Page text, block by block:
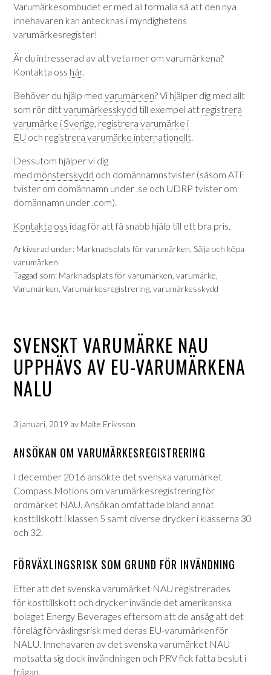
Varumärkesombudet er med all formalia så att den nya
innehavaren kan antecknas i myndighetens
varumärkesregister!
Är du intresserad av att veta mer om varumärkena?
Kontakta oss här.
Behöver du hjälp medvarumärken? Vi hjälper dig med allt
som rör dittvarumärkesskydd till exempel att registrera
varumärke i Sverige, registrera varumärke i
EU och registrera varumärke internationellt.
Dessutom hjälper vi dig
med mönsterskydd och domännamnstvister (såsom ATF
tvister om domännamn under .se och UDRP tvister om
domännamn under .com).
Kontakta oss idag för att få snabb hjälp till ett bra pris.
Arkiverad under: Marknadsplats för varumärken Sälja och köpa
varumärken
Taggad som: Marknadsplats för varumärken ,varumärke
Varumärken ,Varumärkesregistrering ,varumärkesskydd
SVENSKT VARUMÄRKE NAU
UPPHÄVS AV EU-VARUMÄRKENA
NALU
3 januari, 2019 av Maite Eriksson
ANSÖKAN OM VARUMÄRKESREGISTRERING
I december 2016 ansökte det svenska varumärket
Compass Motions om varumärkesregistrering för
ordmärket NAU. Ansökan omfattade bland annat
kosttillskott i klassen 5 samt diverse drycker i klasserna 30
och 32.
FÖRVÄXLINGSRISK SOM GRUND FÖR INVÄNDNING
Efter att det svenska varumärket NAU registrerades
för kosttillskott och drycker invände det amerikanska
bolaget Energy Beverages eftersom att de ansåg att det
förelåg förväxlingsrisk med deras EU-varumärken för
NALU. Innehavaren av det svenska varumärket NAU
motsatta sig dock invändningen och PRV fick fatta beslut i
frågan.